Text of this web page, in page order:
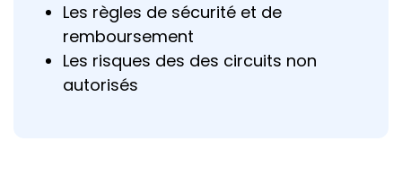
Les règles de sécurité et de
remboursement
Les risques des des circuits non
autorisés